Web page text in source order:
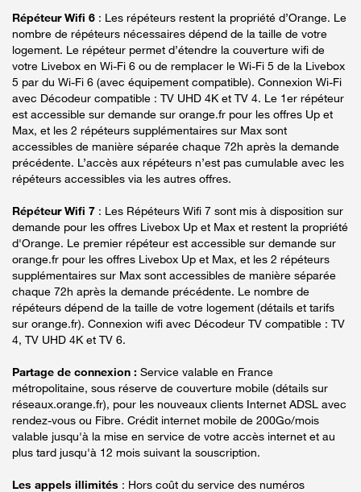
Répéteur Wifi 6 : Les répéteurs restent la propriété d’Orange. Le
nombre de répéteurs nécessaires dépend de la taille de votre
logement. Le répéteur permet d’étendre la couverture wifi de
votre Livebox en Wi-Fi 6 ou de remplacer le Wi-Fi 5 de la Livebox
5 par du Wi-Fi 6 (avec équipement compatible). Connexion Wi-Fi
avec Décodeur compatible : TV UHD 4K et TV 4. Le 1er répéteur
est accessible sur demande sur orange.fr pour les offres Up et
Max, et les 2 répéteurs supplémentaires sur Max sont
accessibles de manière séparée chaque 72h après la demande
précédente. L’accès aux répéteurs n’est pas cumulable avec les
répéteurs accessibles via les autres offres.
Répéteur Wifi 7 : Les Répéteurs Wifi 7 sont mis à disposition sur
demande pour les offres Livebox Up et Max et restent la propriété
d'Orange. Le premier répéteur est accessible sur demande sur
orange.fr pour les offres Livebox Up et Max, et les 2 répéteurs
supplémentaires sur Max sont accessibles de manière séparée
chaque 72h après la demande précédente. Le nombre de
répéteurs dépend de la taille de votre logement (détails et tarifs
sur orange.fr). Connexion wifi avec Décodeur TV compatible : TV
4, TV UHD 4K et TV 6.
Partage de connexion : Service valable en France
métropolitaine, sous réserve de couverture mobile (détails sur
réseaux.orange.fr), pour les nouveaux clients Internet ADSL avec
rendez-vous ou Fibre. Crédit internet mobile de 200Go/mois
valable jusqu'à la mise en service de votre accès internet et au
plus tard jusqu'à 12 mois suivant la souscription.
Les appels illimités : Hors coût du service des numéros